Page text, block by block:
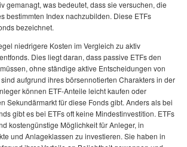
gemanagt, was bedeutet, dass sie versuchen, die
bestimmten Index nachzubilden. Diese ETFs
bezeichnet.
niedrigere Kosten im Vergleich zu aktiv
Dies liegt daran, dass passive ETFs den
ohne ständige aktive Entscheidungen von
aufgrund ihres börsennotierten Charakters in der
können ETF-Anteile leicht kaufen oder
Sekundärmarkt für diese Fonds gibt. Anders als bei
gibt es bei ETFs oft keine Mindestinvestition. ETFs
kostengünstige Möglichkeit für Anleger, in
und Anlageklassen zu investieren. Sie haben in